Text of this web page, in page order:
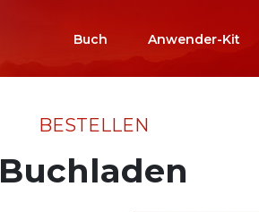
Buch Anwender-Kit
BESTELLEN
Buchladen